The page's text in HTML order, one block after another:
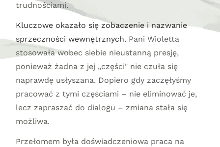
trudnościami.
Kluczowe okazało się zobaczenie i nazwanie
sprzeczności wewnętrznych. Pani Wioletta
stosowała wobec siebie nieustanną presję,
ponieważ żadna z jej „części" nie czuła się
naprawdę usłyszana. Dopiero gdy zaczęłyśmy
pracować z tymi częściami – nie eliminować je,
lecz zapraszać do dialogu – zmiana stała się
możliwa.
Przełomem była doświadczeniowa praca na